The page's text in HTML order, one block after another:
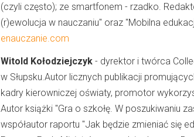
(czyli często); ze smartfonem - rzadko.
(r)ewolucja w nauczaniu" oraz "Mobilna
enauczanie.com
Witold Kołodziejczyk - dyrektor i twórca
w Słupsku.Autor licznych publikacji
kadry kierowniczej oświaty, promotor
Autor książki "Gra o szkołę. W poszukiwaniu
współautor raportu "Jak będzie zmieniać się